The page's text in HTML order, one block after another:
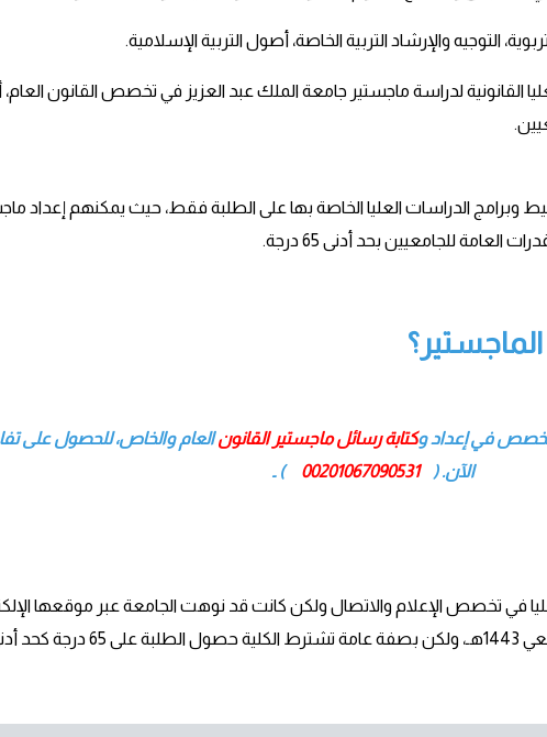
التوجيه والإرشاد التربية الخاصة، أصول التربية الإسلامية.
القانونية لدراسة ماجستير جامعة الملك عبد العزيز في تخصص القانون
وبرامج الدراسات العليا الخاصة بها على الطلبة فقط، حيث يمكنهم إعداد
العامة للجامعيين بحد أدنى 65 درجة.
في إعداد وكتابة رسائل ماجستير القانونالعام والخاص، للحصول على
الآن. (00201067090531 ) ـ
في تخصص الإعلام والاتصال ولكن كانت قد نوهت الجامعة عبر موقعها